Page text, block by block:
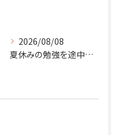
2026/08/08
夏休みの勉強を途中でやめないために！保護者ができるモチベーション維持術